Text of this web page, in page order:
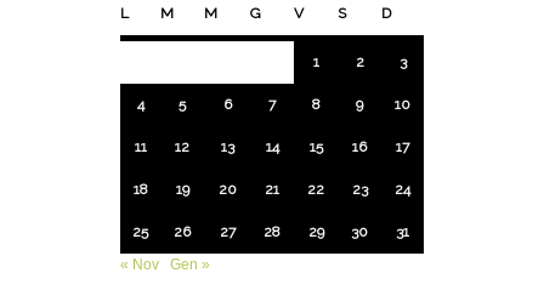
L M M G V S D
1 2 3
4 5 6 7 8 9 10
11 12 13 14 15 16 17
18 19 20 21 22 23 24
25 26 27 28 29 30
31
« Nov
Gen »